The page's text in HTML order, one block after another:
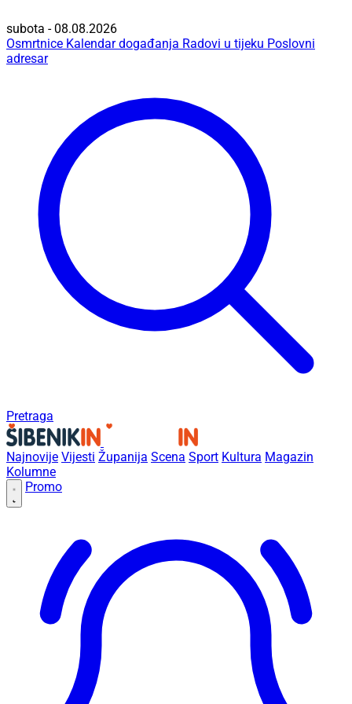
subota - 08.08.2026
Osmrtnice Kalendar događanja Radovi u tijeku Poslovni
adresar
Pretraga
Najnovije Vijesti Županija Scena Sport Kultura Magazin
Kolumne
Promo